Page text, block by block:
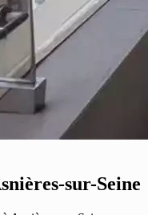
sur-Seine